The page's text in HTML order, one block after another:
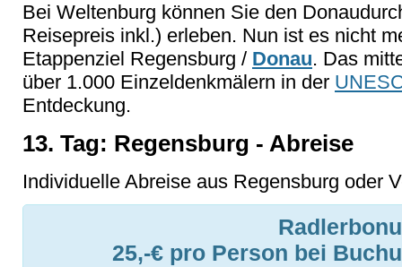
Bei Weltenburg können Sie den
Reisepreis inkl.) erleben. Nun ist es nicht
Etappenziel Regensburg / Donau. Das
über 1.000 Einzeldenkmälern in der
Entdeckung.
13. Tag: Regensburg - Abreise
Individuelle Abreise aus Regensburg oder
25,-€ pro Person bei